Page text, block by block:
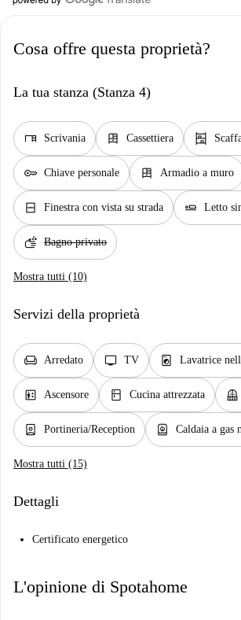
Cosa offre questa proprietà?
La tua stanza (Stanza 4)
desk Scrivania dresser Cassettiera shelves
key Chiave personale dresser Armadio a muro
window_closed Finestra con vista su strada airline_seat_flat Letto
soap Bagno privato
Mostra tutti (10)
Servizi della proprietà
chair Arredato tv TV local_laundry_service Lavatrice
elevator Ascensore kitchen Cucina attrezzata balcony
person_book Portineria/Reception water_heater Caldaia a gas
Mostra tutti (15)
Dettagli
Certificato energetico
L'opinione di Spotahome